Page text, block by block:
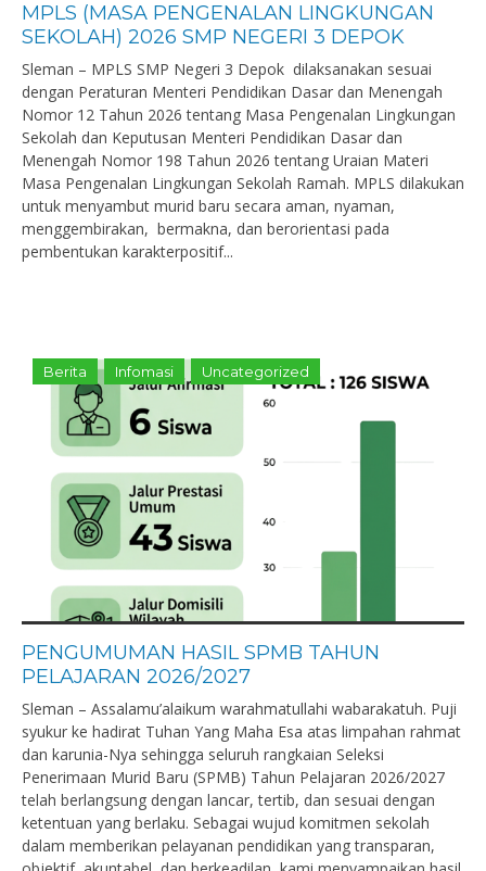
MPLS (MASA PENGENALAN LINGKUNGAN
SEKOLAH) 2026 SMP NEGERI 3 DEPOK
Sleman – MPLS SMP Negeri 3 Depok dilaksanakan sesuai
dengan Peraturan Menteri Pendidikan Dasar dan Menengah
Nomor 12 Tahun 2026 tentang Masa Pengenalan Lingkungan
Sekolah dan Keputusan Menteri Pendidikan Dasar dan
Menengah Nomor 198 Tahun 2026 tentang Uraian Materi
Masa Pengenalan Lingkungan Sekolah Ramah. MPLS dilakukan
untuk menyambut murid baru secara aman, nyaman,
menggembirakan, bermakna, dan berorientasi pada
pembentukan karakterpositif...
Berita Infomasi Uncategorized
PENGUMUMAN HASIL SPMB TAHUN
PELAJARAN 2026/2027
Sleman – Assalamu’alaikum warahmatullahi wabarakatuh. Puji
syukur ke hadirat Tuhan Yang Maha Esa atas limpahan rahmat
dan karunia-Nya sehingga seluruh rangkaian Seleksi
Penerimaan Murid Baru (SPMB) Tahun Pelajaran 2026/2027
telah berlangsung dengan lancar, tertib, dan sesuai dengan
ketentuan yang berlaku. Sebagai wujud komitmen sekolah
dalam memberikan pelayanan pendidikan yang transparan,